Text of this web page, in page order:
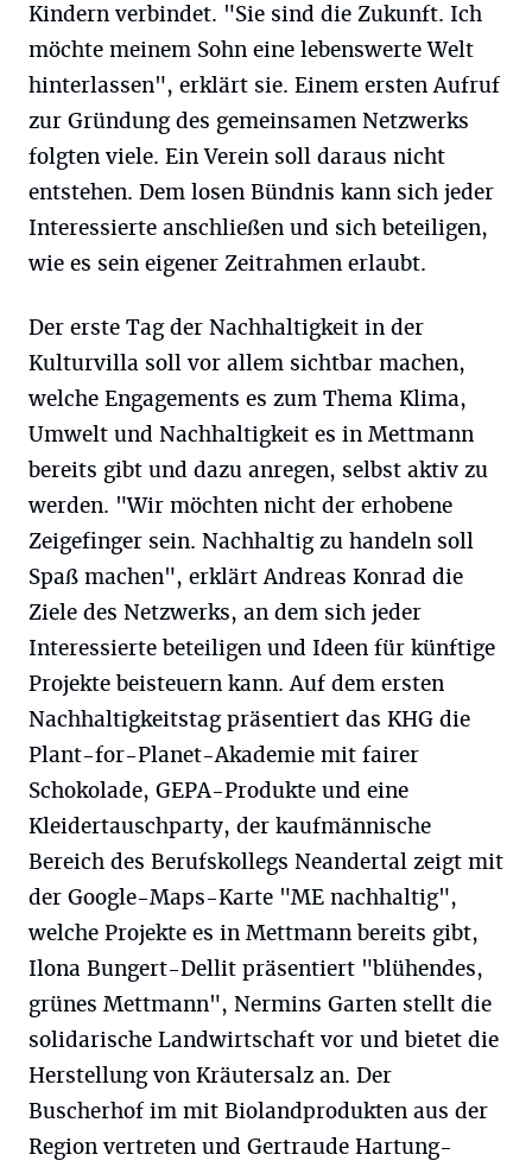
Kindern verbindet. "Sie sind die Zukunft. Ich
möchte meinem Sohn eine lebenswerte Welt
hinterlassen", erklärt sie. Einem ersten Aufruf
zur Gründung des gemeinsamen Netzwerks
folgten viele. Ein Verein soll daraus nicht
entstehen. Dem losen Bündnis kann sich jeder
Interessierte anschließen und sich beteiligen,
wie es sein eigener Zeitrahmen erlaubt.
Der erste Tag der Nachhaltigkeit in der
Kulturvilla soll vor allem sichtbar machen,
welche Engagements es zum Thema Klima,
Umwelt und Nachhaltigkeit es in Mettmann
bereits gibt und dazu anregen, selbst aktiv zu
werden. "Wir möchten nicht der erhobene
Zeigefinger sein. Nachhaltig zu handeln soll
Spaß machen", erklärt Andreas Konrad die
Ziele des Netzwerks, an dem sich jeder
Interessierte beteiligen und Ideen für künftige
Projekte beisteuern kann. Auf dem ersten
Nachhaltigkeitstag präsentiert das KHG die
Plant-for-Planet-Akademie mit fairer
Schokolade, GEPA-Produkte und eine
Kleidertauschparty, der kaufmännische
Bereich des Berufskollegs Neandertal zeigt mit
der Google-Maps-Karte "ME nachhaltig",
welche Projekte es in Mettmann bereits gibt,
Ilona Bungert-Dellit präsentiert "blühendes,
grünes Mettmann", Nermins Garten stellt die
solidarische Landwirtschaft vor und bietet die
Herstellung von Kräutersalz an. Der
Buscherhof im mit Biolandprodukten aus der
Region vertreten und Gertraude Hartung-